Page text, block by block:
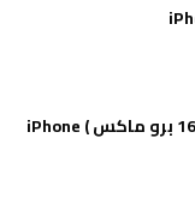
مواصفات وسعر ( ايفون 16 برو ماكس ) iPhone